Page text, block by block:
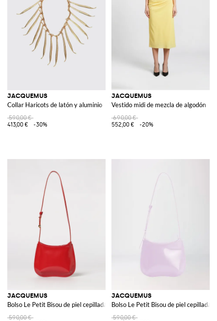
JACQUEMUS
Collar Haricots de latón y aluminio
590,00 €
413,00 €
-30%
JACQUEMUS
Vestido midi de mezcla de algodón
690,00 €
552,00 €
-20%
JACQUEMUS
Bolso Le Petit Bisou de piel cepillada
590,00 €
JACQUEMUS
Bolso Le Petit Bisou de piel cepillada
590,00 €